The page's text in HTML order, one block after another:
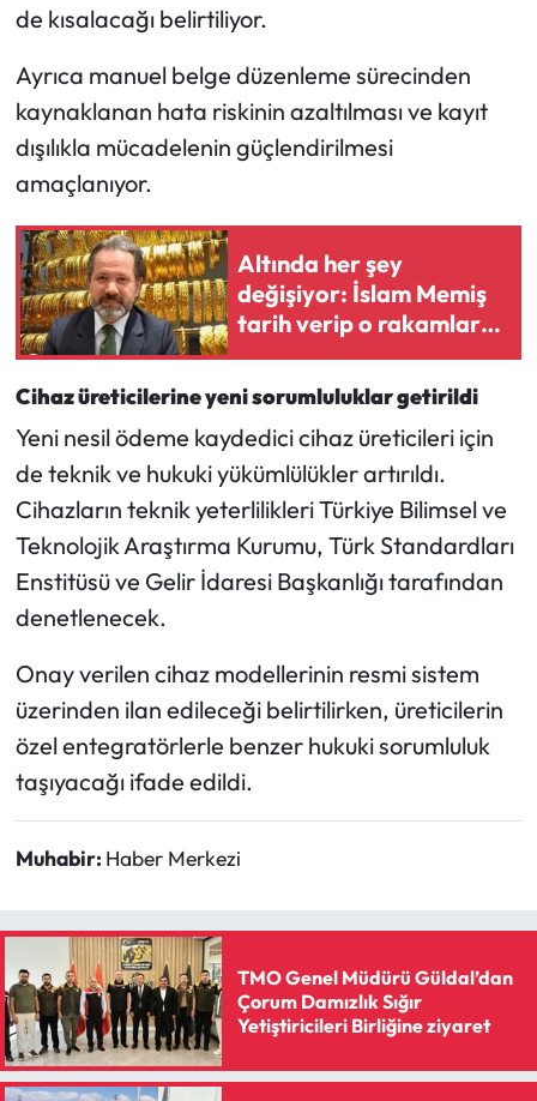
de kısalacağı belirtiliyor.
Ayrıca manuel belge düzenleme sürecinden
kaynaklanan hata riskinin azaltılması ve kayıt
dışılıkla mücadelenin güçlendirilmesi
amaçlanıyor.
Altında her şey
değişiyor: İslam Memiş
tarih verip o rakamları
tek tek açıkladı
Cihaz üreticilerine yeni sorumluluklar getirildi
Yeni nesil ödeme kaydedici cihaz üreticileri için
de teknik ve hukuki yükümlülükler artırıldı.
Cihazların teknik yeterlilikleri Türkiye Bilimsel ve
Teknolojik Araştırma Kurumu, Türk Standardları
Enstitüsü ve Gelir İdaresi Başkanlığı tarafından
denetlenecek.
Onay verilen cihaz modellerinin resmi sistem
üzerinden ilan edileceği belirtilirken, üreticilerin
özel entegratörlerle benzer hukuki sorumluluk
taşıyacağı ifade edildi.
Muhabir: Haber Merkezi
TMO Genel Müdürü Güldal’dan
Çorum Damızlık Sığır
Yetiştiricileri Birliğine ziyaret